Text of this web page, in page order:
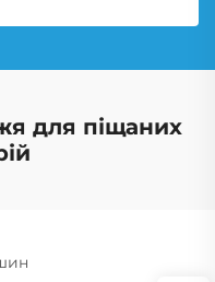
для піщаних